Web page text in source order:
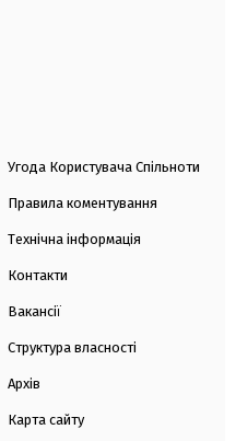
Угода Користувача Спільноти
Правила коментування
Технічна інформація
Контакти
Вакансії
Структура власності
Архів
Карта сайту